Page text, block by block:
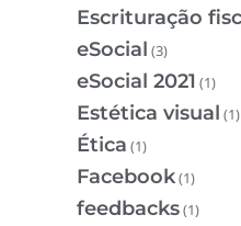
Escrituração
eSocial (3)
eSocial 2021 (1)
Estética visual (1)
Ética (1)
Facebook(1)
feedbacks(1)